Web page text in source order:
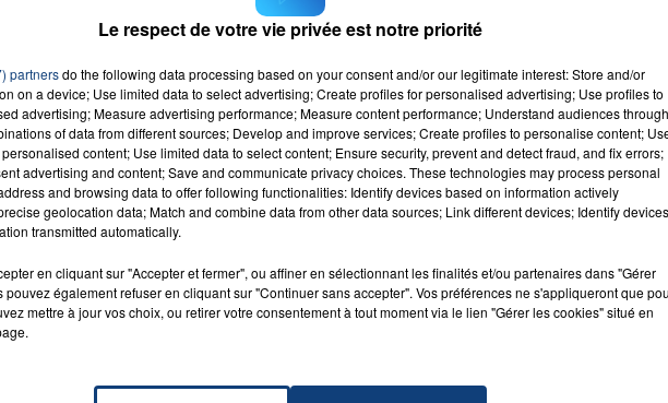
été ouverte pour « homicide volontaire sur concubin ». Un
vous pouvez contacter les enquêteurs
.
Dodo
TAYC
RADIO CONTACT
31
Le respect de votre vie privée est notre priorité
partnersdo the following data processing based on your consent and/or our legitimate interest: Store and/or
on a device; Use limited data to select advertising; Create profiles for personalised advertising; Use profiles to
advertising; Measure advertising performance; Measure content performance; Understand audiences through
of data from different sources; Develop and improve services; Create profiles to personalise content;
content; Use limited data to select content; Ensure security, prevent and detect fraud, and fix errors;
advertising and content; Save and communicate privacy choices. These technologies may process personal
and browsing data to offer following functionalities: Identify devices based on information actively
geolocation data; Match and combine data from other data sources; Link different devices; Identify devices
transmitted automatically.
en cliquant sur "Accepter et fermer", ou affiner en sélectionnant les finalités et/ou partenaires dans "Gérer
pouvez également refuser en cliquant sur "Continuer sans accepter". Vos préférences ne s'appliqueront que
mettre à jour vos choix, ou retirer votre consentement à tout moment via le lien "Gérer les cookies" situé en